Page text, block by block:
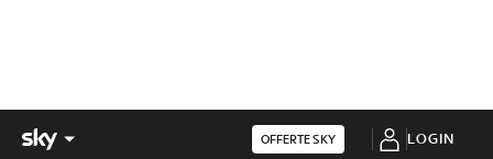
OFFERTE SKY LOGIN